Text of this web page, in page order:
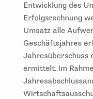
Entwicklung des
Erfolgsrechnung
Umsatz alle
Geschäftsjahres
Jahresüberschuss
ermittelt. Im